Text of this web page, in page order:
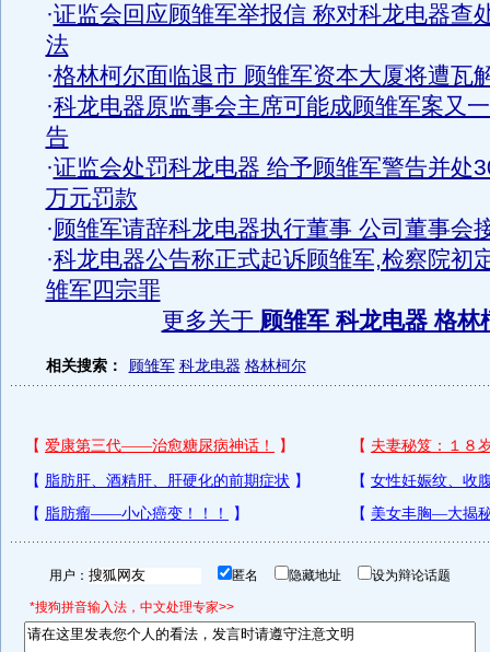
·证监会回应顾雏军举报信 称对科龙电器查
法
·格林柯尔面临退市 顾雏军资本大厦将遭瓦
·科龙电器原监事会主席可能成顾雏军案又
告
·证监会处罚科龙电器 给予顾雏军警告并处
万元罚款
·顾雏军请辞科龙电器执行董事 公司董事会
·科龙电器公告称正式起诉顾雏军,检察院初
雏军四宗罪
更多关于 顾雏军 科龙电器 格林
相关搜索： 顾雏军 科龙电器 格林柯尔
用户： 匿名 隐藏地址 设为辩论话题
*搜狗拼音输入法，中文处理专家>>